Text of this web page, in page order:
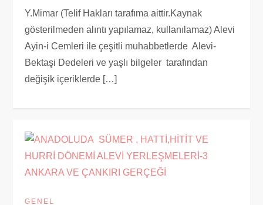
Y.Mimar (Telif Hakları tarafıma aittir.Kaynak
gösterilmeden alıntı yapılamaz, kullanılamaz) Alevi
Ayin-i Cemleri ile çeşitli muhabbetlerde Alevi-
Bektaşi Dedeleri ve yaşlı bilgeler tarafından
değişik içeriklerde […]
GENEL